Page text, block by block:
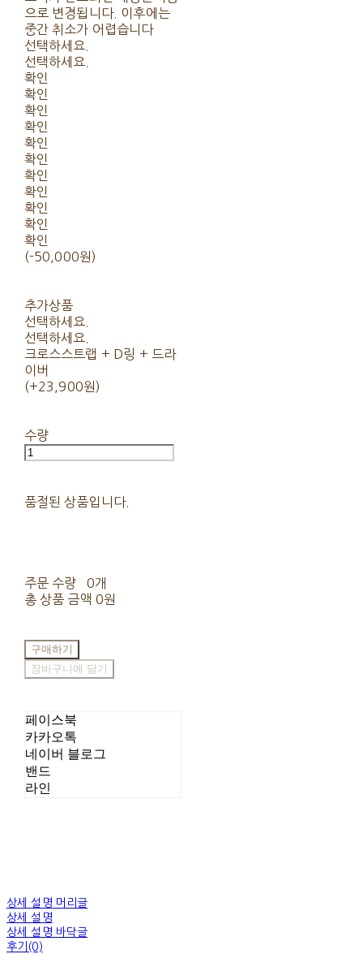
으로 변경됩니다. 이후에는
중간 취소가 어렵습니다
선택하세요.
선택하세요.
확인
확인
확인
확인
확인
확인
확인
확인
확인
확인
확인
(-50,000원)
추가상품
선택하세요.
선택하세요.
크로스스트랩 + D링 + 드라
이버
(+23,900원)
수량
품절된 상품입니다.
주문 수량
0개
총 상품 금액 0원
구매하기
장바구니에 담기
페이스북
카카오톡
네이버 블로그
밴드
라인
상세 설명 머리글
상세 설명
상세 설명 바닥글
후기(0)